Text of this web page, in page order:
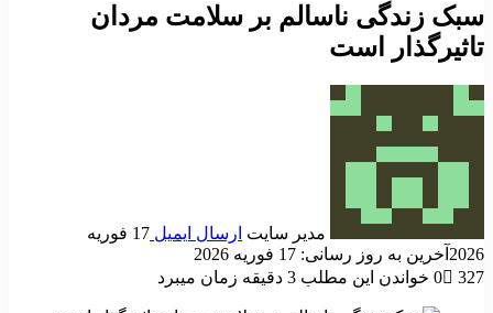
سبک زندگی ناسالم بر سلامت مردان
تاثیرگذار است
مدیر سایت ارسال ایمیل
17 فوریه
2026 آخرین به روز رسانی: 17 فوریه 2026
0
327 خواندن این مطلب 3 دقیقه زمان میبرد